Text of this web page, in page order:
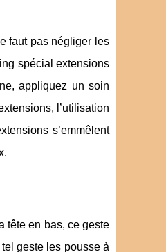
faut pas négliger les
spécial extensions
appliquez un soin
l’utilisation
s’emmêlent
tête en bas, ce geste
geste les pousse à